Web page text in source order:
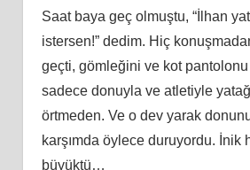
Saat baya geç olmuştu, “İlhan
istersen!” dedim. Hiç
geçti, gömleğini ve kot pantolonu
sadece donuyla ve atletiyle
örtmeden. Ve o dev yarak
karşımda öylece duruyordu. İnik
büyüktü…